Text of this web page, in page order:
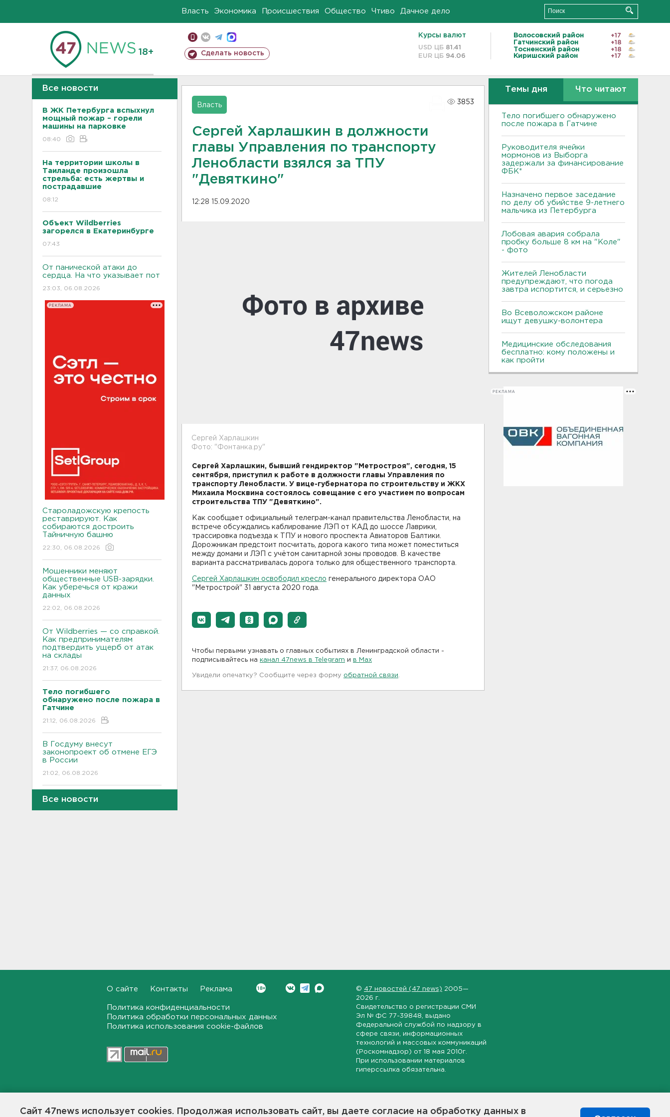
Сайт 47news использует cookies. Продолжая использовать сайт, вы даете согласие на обработку данных в
Власть Экономика Происшествия Общество Чтиво Дачное дело
18+ Сделать новость
Курсы валют
USD ЦБ 81.41
EUR ЦБ 94.06
Волосовский район
+17
Гатчинский район
+18
Тосненский район
+18
Киришский район
+17
Все новости
В ЖК Петербурга вспыхнул
мощный пожар – горели
машины на парковке
08:40
На территории школы в
Таиланде произошла
стрельба: есть жертвы и
пострадавшие
08:12
Объект Wildberries
загорелся в Екатеринбурге
07:43
От панической атаки до
сердца. На что указывает пот
23:03, 06.08.2026
РЕКЛАМА
Староладожскую крепость
реставрируют. Как
собираются достроить
Тайничную башню
22:30, 06.08.2026
Мошенники меняют
общественные USB-зарядки.
Как уберечься от кражи
данных
22:02, 06.08.2026
От Wildberries — со справкой.
Как предпринимателям
подтвердить ущерб от атак
на склады
21:37, 06.08.2026
Тело погибшего
обнаружено после пожара в
Гатчине
21:12, 06.08.2026
В Госдуму внесут
законопроект об отмене ЕГЭ
в России
21:02, 06.08.2026
Волонтеры "ЛизаАлерт"
Ленобласти и Петербурге
дача или проживание рядом с
парком спасает от этой
Для иностранных
Смертельное ДТП
Все новости
Власть
3853
Сергей Харлашкин в должности
главы Управления по транспорту
Ленобласти взялся за ТПУ
"Девяткино"
12:28 15.09.2020
Сергей Харлашкин
Фото: "Фонтанка.ру"
Сергей Харлашкин, бывший гендиректор "Метростроя", сегодня, 15
сентября, приступил к работе в должности главы Управления по
транспорту Ленобласти. У вице-губернатора по строительству и ЖКХ
Михаила Москвина состоялось совещание с его участием по вопросам
строительства ТПУ "Девяткино".
Как сообщает официальный телеграм-канал правительства Ленобласти, на
встрече обсуждались каблирование ЛЭП от КАД до шоссе Лаврики,
трассировка подъезда к ТПУ и нового проспекта Авиаторов Балтики.
Дорожникам предстоит посчитать, дорога какого типа может поместиться
между домами и ЛЭП с учётом санитарной зоны проводов. В качестве
варианта рассматривалась дорога только для общественного транспорта.
Сергей Харлашкин освободил кресло генерального директора ОАО
"Метрострой" 31 августа 2020 года.
Чтобы первыми узнавать о главных событиях в Ленинградской области -
подписывайтесь на канал 47news в Telegram и в Maх
Увидели опечатку? Сообщите через форму обратной связи
Темы дня Что читают
Тело погибшего обнаружено
после пожара в Гатчине
Руководителя ячейки
мормонов из Выборга
задержали за финансирование
ФБК*
Назначено первое заседание
по делу об убийстве 9-летнего
мальчика из Петербурга
Лобовая авария собрала
пробку больше 8 км на "Коле"
- фото
Жителей Ленобласти
предупреждают, что погода
завтра испортится, и серьезно
Во Всеволожском районе
ищут девушку-волонтера
Медицинские обследования
бесплатно: кому положены и
как пройти
РЕКЛАМА
О сайте Контакты Реклама
Политика конфиденциальности
Политика обработки персональных данных
Политика использования cookie-файлов
© 47 новостей (47 news) 2005—
2026 г.
Свидетельство о регистрации СМИ
Эл № ФС 77-39848 , выдано
Федеральной службой по надзору в
сфере связи, информационных
технологий и массовых коммуникаций
(Роскомнадзор) от 18 мая 2010г.
При использовании материалов
гиперссылка обязательна.
общественной жизни в Ленинградской области, экономической и инвестиционной активности в регионе.
Создатели рассчитывают, что «47 новостей» станет популярной и конструктивной площадкой для свободного